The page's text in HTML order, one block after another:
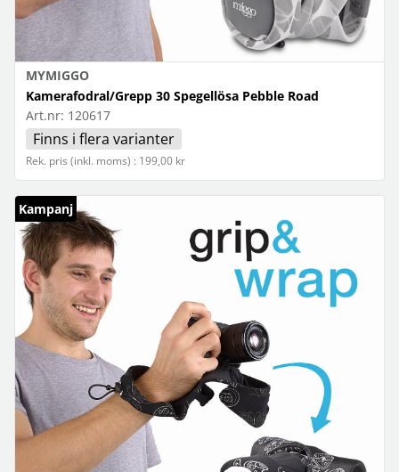
MYMIGGO
Kamerafodral/Grepp 30 Spegellösa Pebble Road
Art.nr: 120617
Finns i flera varianter
Rek. pris (inkl. moms) : 199,00 kr
Kampanj